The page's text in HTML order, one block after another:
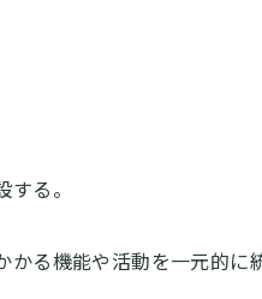
る。
る機能や活動を一元的